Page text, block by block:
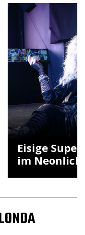
Eisige
im